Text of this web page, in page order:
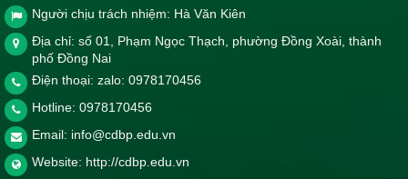
Người chịu trách nhiệm: Hà Văn Kiên
Địa chỉ: số 01, Phạm Ngọc Thạch, phường Đồng Xoài, thành
phố Đồng Nai
Điện thoại: zalo: 0978170456
Hotline: 0978170456
Email: info@cdbp.edu.vn
Website: http://cdbp.edu.vn